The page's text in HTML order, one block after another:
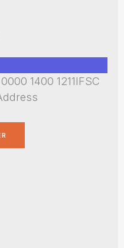
1400 1211IFSC